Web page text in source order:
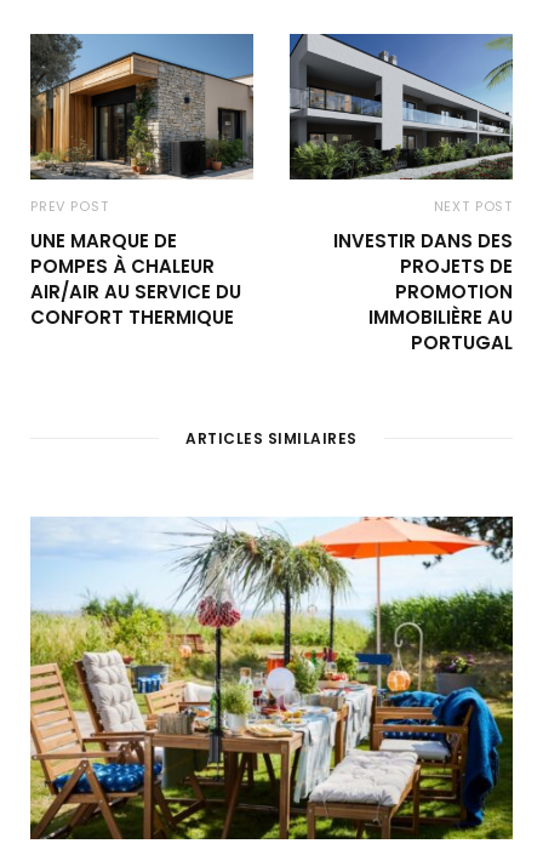
PREV POST
UNE MARQUE DE
POMPES À CHALEUR
AIR/AIR AU SERVICE DU
CONFORT THERMIQUE
NEXT POST
INVESTIR DANS DES
PROJETS DE
PROMOTION
IMMOBILIÈRE AU
PORTUGAL
ARTICLES SIMILAIRES